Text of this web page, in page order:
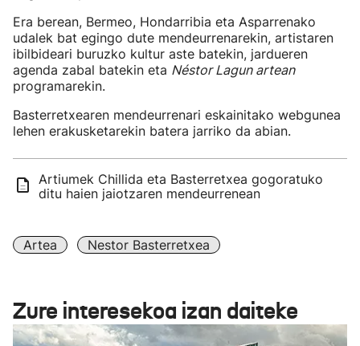
Era berean, Bermeo, Hondarribia eta Asparrenako
udalek bat egingo dute mendeurrenarekin, artistaren
ibilbideari buruzko kultur aste batekin, jardueren
agenda zabal batekin eta Néstor Lagun artean
programarekin.
Basterretxearen mendeurrenari eskainitako webgunea
lehen erakusketarekin batera jarriko da abian.
Artiumek Chillida eta Basterretxea gogoratuko
ditu haien jaiotzaren mendeurrenean
Artea Nestor Basterretxea
Zure interesekoa izan daiteke